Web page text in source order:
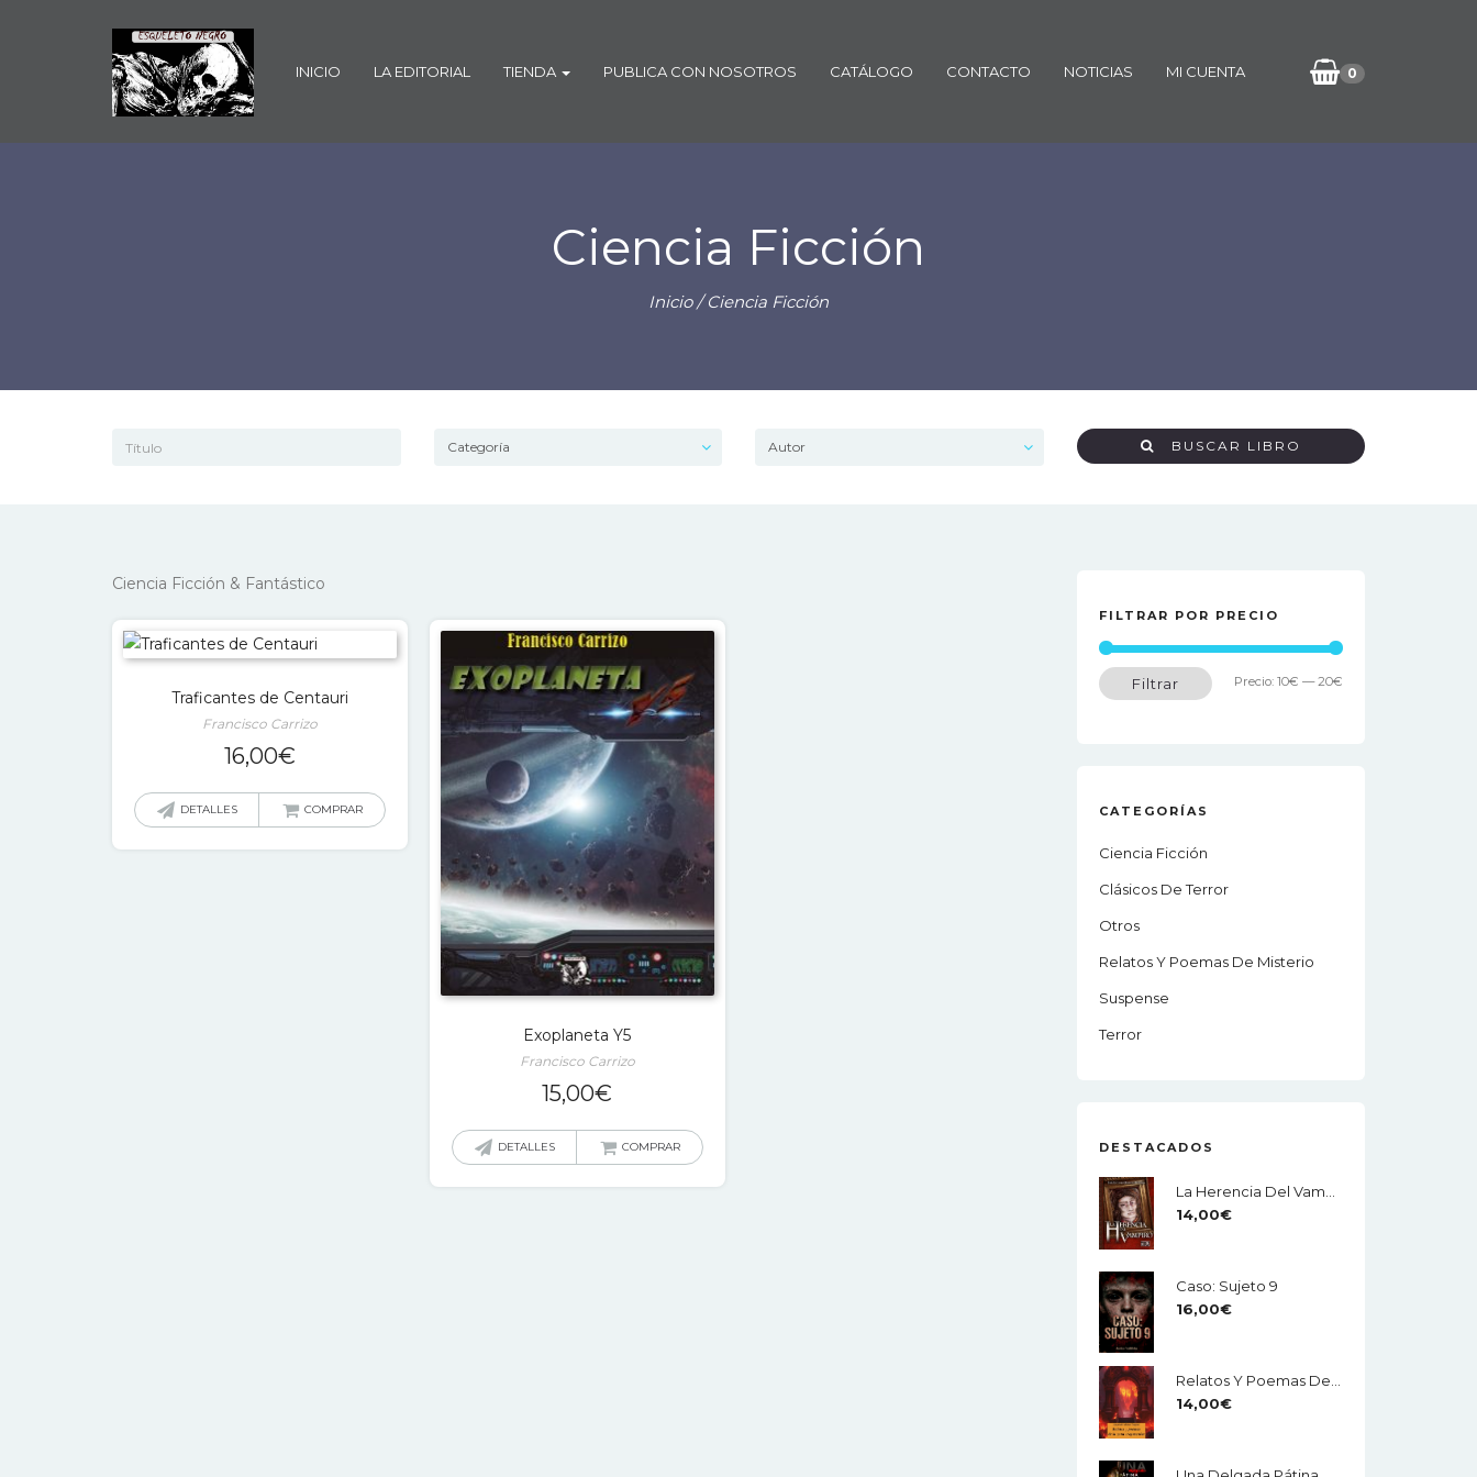
0
INICIO LA EDITORIAL TIENDA PUBLICA CON NOSOTROS CATÁLOGO CONTACTO NOTICIAS MI CUENTA
Ciencia Ficción
Inicio/ Ciencia Ficción
BUSCAR LIBRO
Ciencia Ficción & Fantástico
Traficantes de Centauri
Francisco Carrizo
16,00€
DETALLES COMPRAR
Exoplaneta Y5
Francisco Carrizo
15,00€
DETALLES COMPRAR
FILTRAR POR PRECIO
Filtrar Precio: 10€ —20€
CATEGORÍAS
Ciencia Ficción
Clásicos De Terror
Otros
Relatos Y Poemas De Misterio
Suspense
Terror
DESTACADOS
14,00€
Caso: Sujeto 9
16,00€
14,00€